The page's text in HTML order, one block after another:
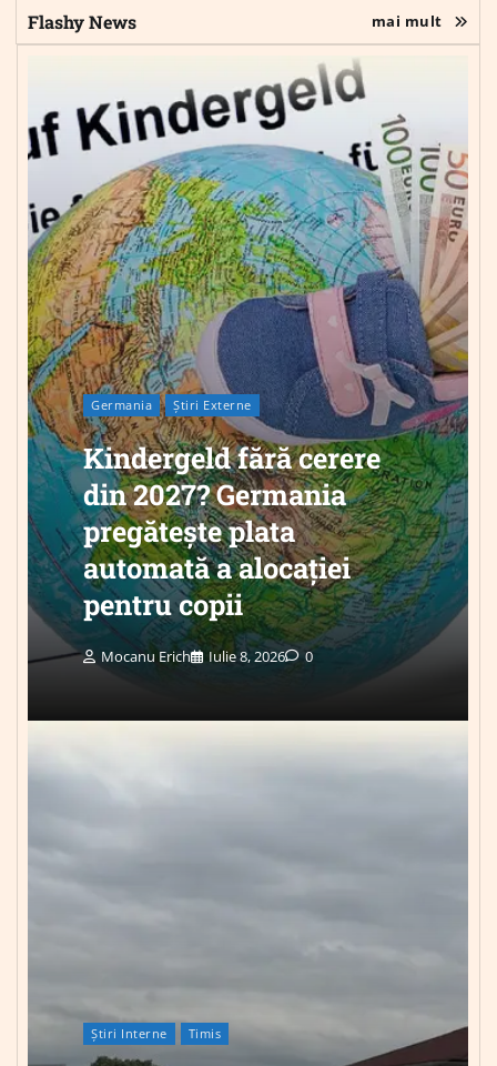
Flashy News mai mult
Germania Știri Externe
Kindergeld fără cerere
din 2027? Germania
pregătește plata
automată a alocației
pentru copii
Mocanu Erich Iulie 8, 2026 0
Știri Interne Timis